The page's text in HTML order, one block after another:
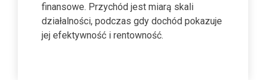
finansowe. Przychód jest miarą skali
działalności, podczas gdy dochód pokazuje
jej efektywność i rentowność.